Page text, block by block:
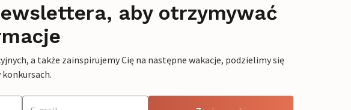
aby otrzymywać
a także zainspirujemy Cię na następne wakacje, podzielimy się